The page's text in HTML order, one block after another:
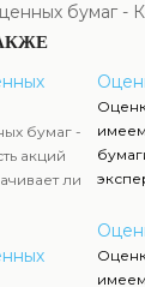
бумаг -
бумаг -
акций
ли
по